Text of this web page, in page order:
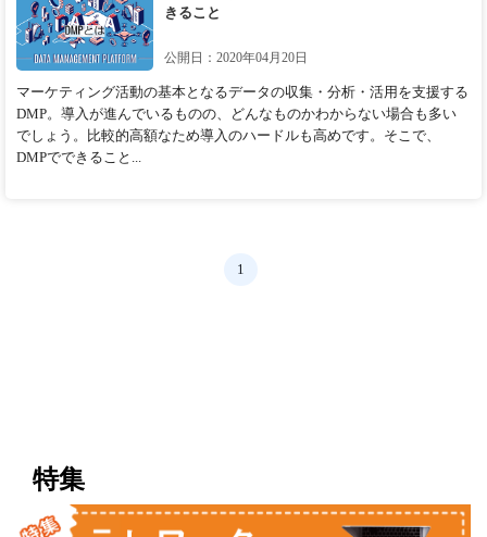
きること
公開日：2020年04月20日
マーケティング活動の基本となるデータの収集・分析・活用を支援する
DMP。導入が進んでいるものの、どんなものかわからない場合も多い
でしょう。比較的高額なため導入のハードルも高めです。そこで、
DMPでできること...
1
特集